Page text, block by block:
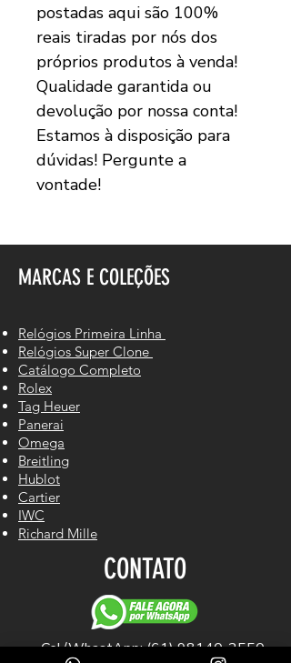
postadas aqui são 100%
reais tiradas por nós dos
próprios produtos à venda!
Qualidade garantida ou
devolução por nossa conta!
Estamos à disposição para
dúvidas! Pergunte a
vontade!
MARCAS E COLEÇÕES
Relógios Primeira Linha
Relógios Super Clone
Catálogo Completo
Rolex
Tag Heuer
Panerai
Omega
Breitling
Hublot
Cartier
IWC
Richard Mille
CONTATO
Cel/WhastApp: (61) 98140-2550